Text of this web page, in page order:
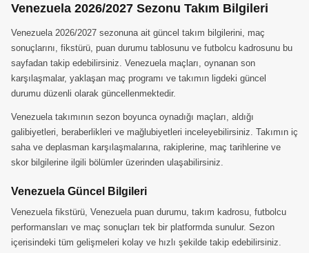
Venezuela 2026/2027 Sezonu Takım Bilgileri
Venezuela 2026/2027 sezonuna ait güncel takım bilgilerini, maç
sonuçlarını, fikstürü, puan durumu tablosunu ve futbolcu kadrosunu bu
sayfadan takip edebilirsiniz. Venezuela maçları, oynanan son
karşılaşmalar, yaklaşan maç programı ve takımın ligdeki güncel
durumu düzenli olarak güncellenmektedir.
Venezuela takımının sezon boyunca oynadığı maçları, aldığı
galibiyetleri, beraberlikleri ve mağlubiyetleri inceleyebilirsiniz. Takımın iç
saha ve deplasman karşılaşmalarına, rakiplerine, maç tarihlerine ve
skor bilgilerine ilgili bölümler üzerinden ulaşabilirsiniz.
Venezuela Güncel Bilgileri
Venezuela fikstürü, Venezuela puan durumu, takım kadrosu, futbolcu
performansları ve maç sonuçları tek bir platformda sunulur. Sezon
içerisindeki tüm gelişmeleri kolay ve hızlı şekilde takip edebilirsiniz.